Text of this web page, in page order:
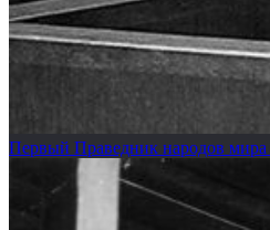
Первый Праведник народов мира